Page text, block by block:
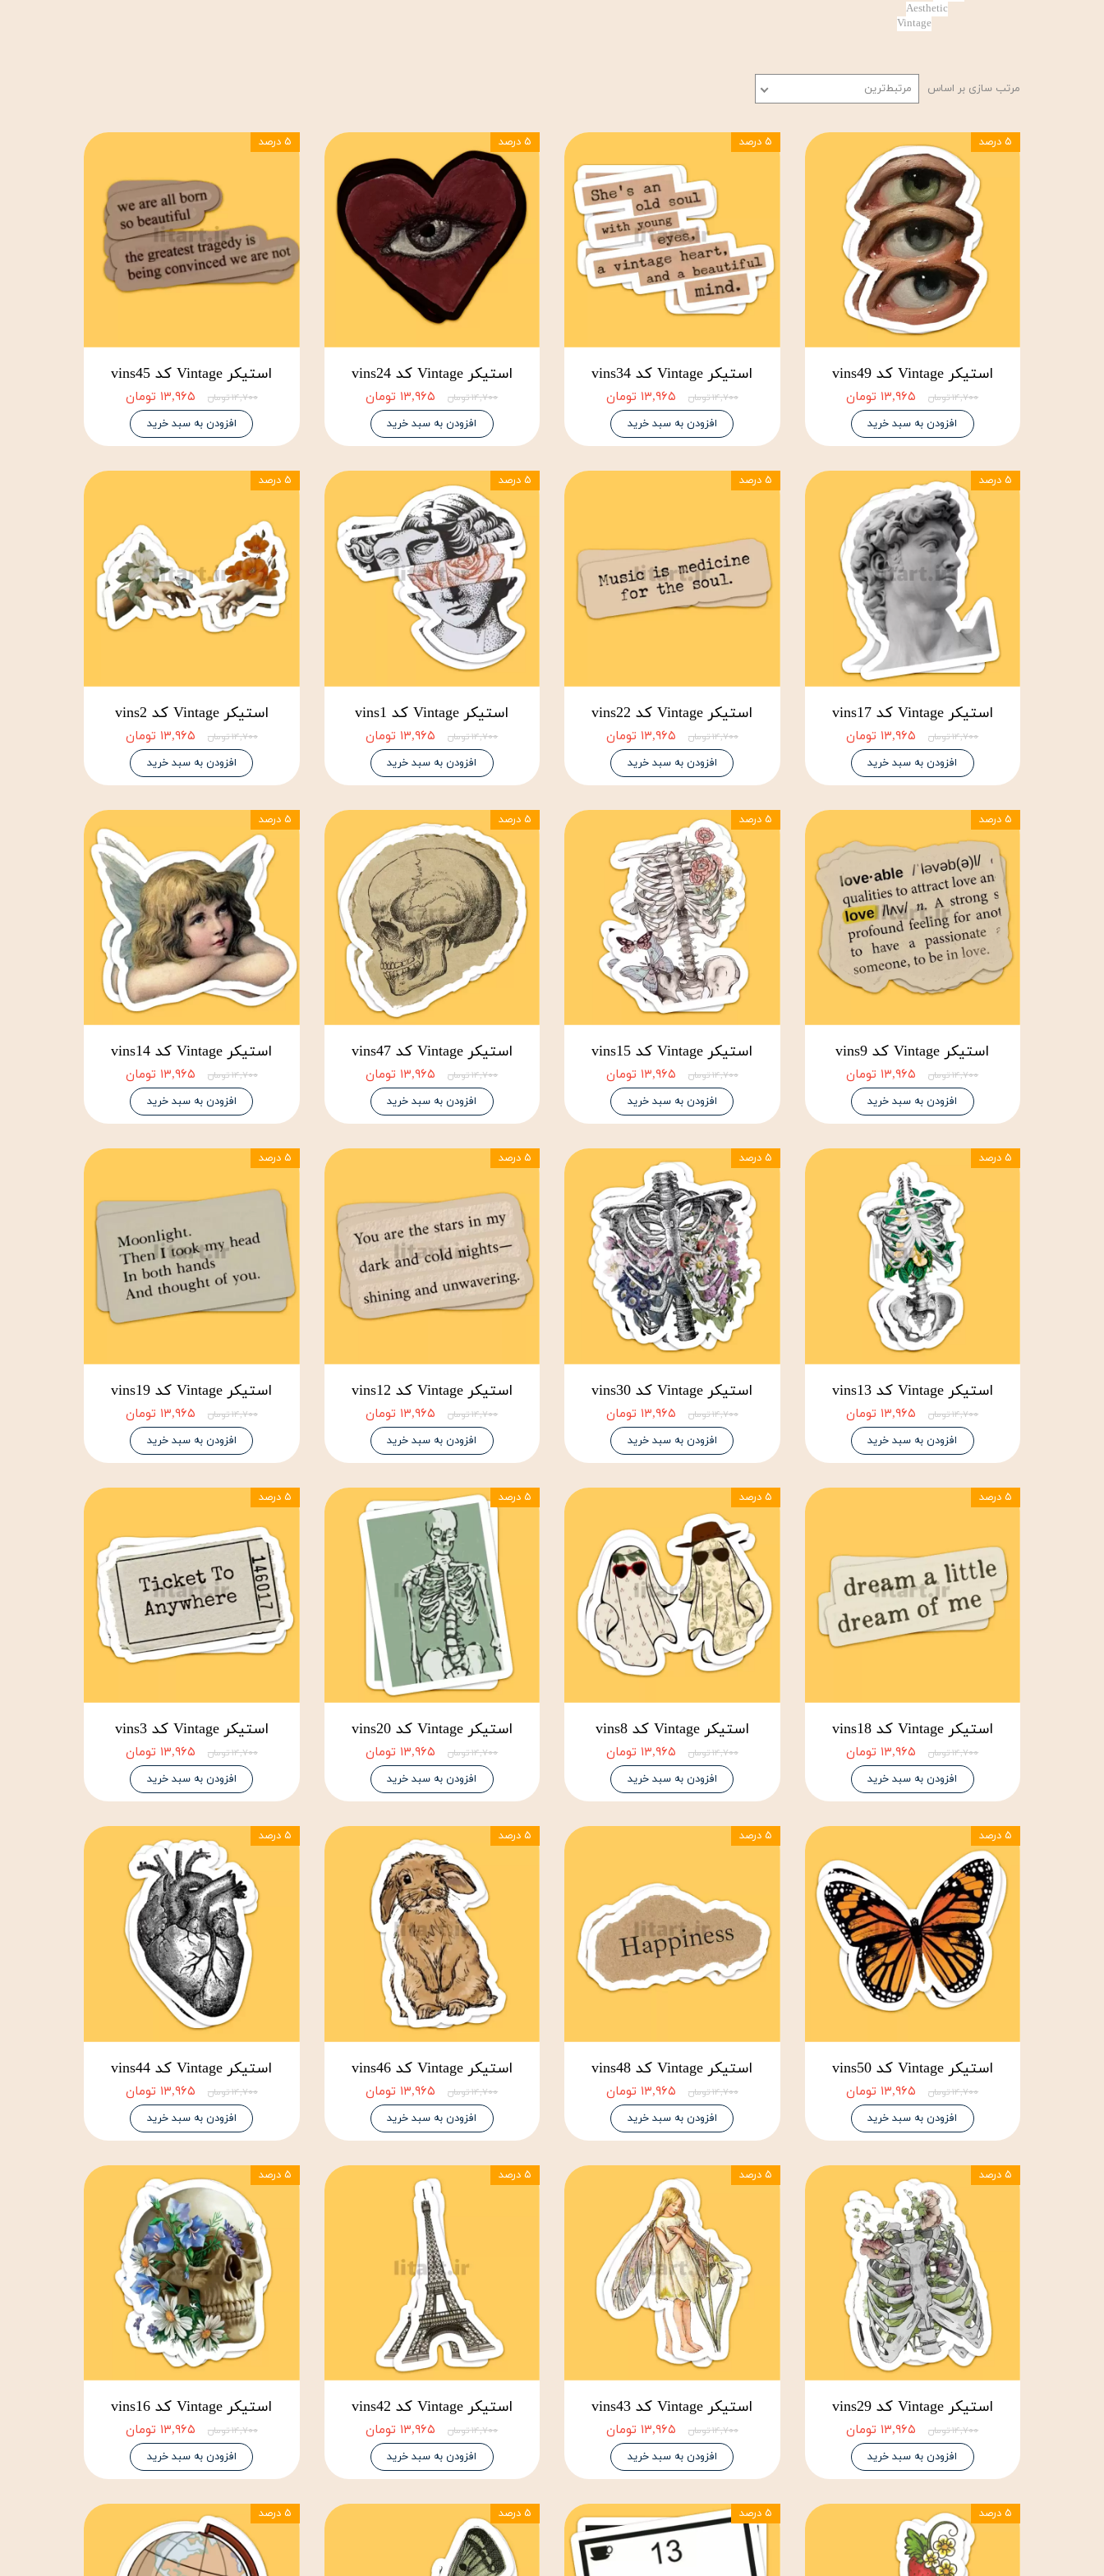
مرتب سازی بر اساس مرتبط‌ترین
استیکر Vintage کد vins49
۱۴,۷۰۰ تومان ۱۳,۹۶۵ تومان
افزودن به سبد خرید
۵ درصد
استیکر Vintage کد vins34
۱۴,۷۰۰ تومان ۱۳,۹۶۵ تومان
افزودن به سبد خرید
۵ درصد
استیکر Vintage کد vins24
۱۴,۷۰۰ تومان ۱۳,۹۶۵ تومان
افزودن به سبد خرید
۵ درصد
استیکر Vintage کد vins45
۱۴,۷۰۰ تومان ۱۳,۹۶۵ تومان
افزودن به سبد خرید
۵ درصد
استیکر Vintage کد vins17
۱۴,۷۰۰ تومان ۱۳,۹۶۵ تومان
افزودن به سبد خرید
۵ درصد
استیکر Vintage کد vins22
۱۴,۷۰۰ تومان ۱۳,۹۶۵ تومان
افزودن به سبد خرید
۵ درصد
استیکر Vintage کد vins1
۱۴,۷۰۰ تومان ۱۳,۹۶۵ تومان
افزودن به سبد خرید
۵ درصد
استیکر Vintage کد vins2
۱۴,۷۰۰ تومان ۱۳,۹۶۵ تومان
افزودن به سبد خرید
۵ درصد
استیکر Vintage کد vins9
۱۴,۷۰۰ تومان ۱۳,۹۶۵ تومان
افزودن به سبد خرید
۵ درصد
استیکر Vintage کد vins15
۱۴,۷۰۰ تومان ۱۳,۹۶۵ تومان
افزودن به سبد خرید
۵ درصد
استیکر Vintage کد vins47
۱۴,۷۰۰ تومان ۱۳,۹۶۵ تومان
افزودن به سبد خرید
۵ درصد
استیکر Vintage کد vins14
۱۴,۷۰۰ تومان ۱۳,۹۶۵ تومان
افزودن به سبد خرید
۵ درصد
استیکر Vintage کد vins13
۱۴,۷۰۰ تومان ۱۳,۹۶۵ تومان
افزودن به سبد خرید
۵ درصد
استیکر Vintage کد vins30
۱۴,۷۰۰ تومان ۱۳,۹۶۵ تومان
افزودن به سبد خرید
۵ درصد
استیکر Vintage کد vins12
۱۴,۷۰۰ تومان ۱۳,۹۶۵ تومان
افزودن به سبد خرید
۵ درصد
استیکر Vintage کد vins19
۱۴,۷۰۰ تومان ۱۳,۹۶۵ تومان
افزودن به سبد خرید
۵ درصد
استیکر Vintage کد vins18
۱۴,۷۰۰ تومان ۱۳,۹۶۵ تومان
افزودن به سبد خرید
۵ درصد
استیکر Vintage کد vins8
۱۴,۷۰۰ تومان ۱۳,۹۶۵ تومان
افزودن به سبد خرید
۵ درصد
استیکر Vintage کد vins20
۱۴,۷۰۰ تومان ۱۳,۹۶۵ تومان
افزودن به سبد خرید
۵ درصد
استیکر Vintage کد vins3
۱۴,۷۰۰ تومان ۱۳,۹۶۵ تومان
افزودن به سبد خرید
۵ درصد
استیکر Vintage کد vins50
۱۴,۷۰۰ تومان ۱۳,۹۶۵ تومان
افزودن به سبد خرید
۵ درصد
استیکر Vintage کد vins48
۱۴,۷۰۰ تومان ۱۳,۹۶۵ تومان
افزودن به سبد خرید
۵ درصد
استیکر Vintage کد vins46
۱۴,۷۰۰ تومان ۱۳,۹۶۵ تومان
افزودن به سبد خرید
۵ درصد
استیکر Vintage کد vins44
۱۴,۷۰۰ تومان ۱۳,۹۶۵ تومان
افزودن به سبد خرید
۵ درصد
استیکر Vintage کد vins29
۱۴,۷۰۰ تومان ۱۳,۹۶۵ تومان
افزودن به سبد خرید
۵ درصد
استیکر Vintage کد vins43
۱۴,۷۰۰ تومان ۱۳,۹۶۵ تومان
افزودن به سبد خرید
۵ درصد
استیکر Vintage کد vins42
۱۴,۷۰۰ تومان ۱۳,۹۶۵ تومان
افزودن به سبد خرید
۵ درصد
استیکر Vintage کد vins16
۱۴,۷۰۰ تومان ۱۳,۹۶۵ تومان
افزودن به سبد خرید
۵ درصد
۵ درصد ۵ درصد ۵ درصد ۵ درصد
Aesthetic
Vintage